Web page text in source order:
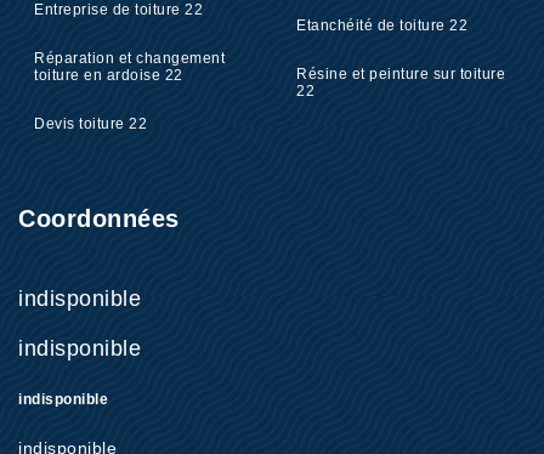
Entreprise de toiture 22
Réparation et changement
toiture en ardoise 22
Devis toiture 22
Etanchéité de toiture 22
Résine et peinture sur toiture
22
Coordonnées
indisponible
indisponible
indisponible
indisponible